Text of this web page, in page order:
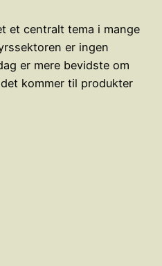
et centralt tema i mange
er ingen
er mere bevidste om
kommer til produkter